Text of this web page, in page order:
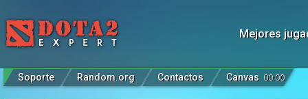
Mejores
Soporte Random.org Contactos Canvas 00:00